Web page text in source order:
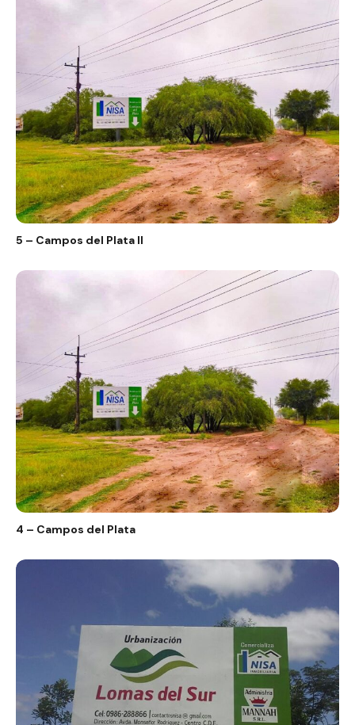
5 – Campos del Plata II
4 – Campos del Plata